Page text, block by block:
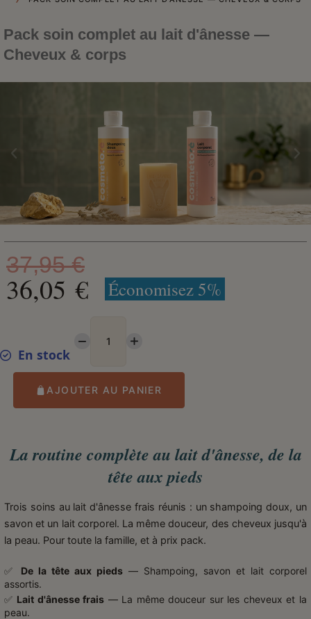
Pack soin complet au lait d'ânesse —
Cheveux & corps
37,95 €
36,05 € Économisez 5%
En stock
AJOUTER AU PANIER
La routine complète au lait d'ânesse, de la
tête aux pieds
Trois soins au lait d'ânesse frais réunis : un shampoing doux, un
savon et un lait corporel. La même douceur, des cheveux jusqu'à
la peau. Pour toute la famille, et à prix pack.
✅ De la tête aux pieds — Shampoing, savon et lait corporel
assortis.
✅ Lait d'ânesse frais — La même douceur sur les cheveux et la
peau.